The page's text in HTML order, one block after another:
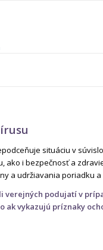
situáciu v
ako i bezpečnosť a
a udržiavania poriadku
verejných podujatí v
ak vykazujú príznaky